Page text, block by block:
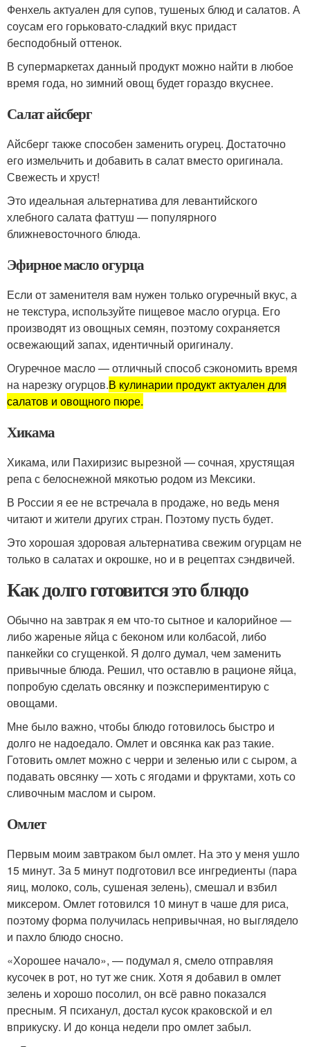
Фенхель актуален для супов, тушеных блюд и салатов. А
соусам его горьковато-сладкий вкус придаст
бесподобный оттенок.
В супермаркетах данный продукт можно найти в любое
время года, но зимний овощ будет гораздо вкуснее.
Салат айсберг
Айсберг также способен заменить огурец. Достаточно
его измельчить и добавить в салат вместо оригинала.
Свежесть и хруст!
Это идеальная альтернатива для левантийского
хлебного салата фаттуш — популярного
ближневосточного блюда.
Эфирное масло огурца
Если от заменителя вам нужен только огуречный вкус, а
не текстура, используйте пищевое масло огурца. Его
производят из овощных семян, поэтому сохраняется
освежающий запах, идентичный оригиналу.
Огуречное масло — отличный способ сэкономить время
на нарезку огурцов.В кулинарии продукт актуален для
салатов и овощного пюре.
Хикама
Хикама, или Пахиризис вырезной — сочная, хрустящая
репа с белоснежной мякотью родом из Мексики.
В России я ее не встречала в продаже, но ведь меня
читают и жители других стран. Поэтому пусть будет.
Это хорошая здоровая альтернатива свежим огурцам не
только в салатах и окрошке, но и в рецептах сэндвичей.
Как долго готовится это блюдо
Обычно на завтрак я ем что-то сытное и калорийное —
либо жареные яйца с беконом или колбасой, либо
панкейки со сгущенкой. Я долго думал, чем заменить
привычные блюда. Решил, что оставлю в рационе яйца,
попробую сделать овсянку и поэкспериментирую с
овощами.
Мне было важно, чтобы блюдо готовилось быстро и
долго не надоедало. Омлет и овсянка как раз такие.
Готовить омлет можно с черри и зеленью или с сыром, а
подавать овсянку — хоть с ягодами и фруктами, хоть со
сливочным маслом и сыром.
Омлет
Первым моим завтраком был омлет. На это у меня ушло
15 минут. За 5 минут подготовил все ингредиенты (пара
яиц, молоко, соль, сушеная зелень), смешал и взбил
миксером. Омлет готовился 10 минут в чаше для риса,
поэтому форма получилась непривычная, но выглядело
и пахло блюдо сносно.
«Хорошее начало», — подумал я, смело отправляя
кусочек в рот, но тут же сник. Хотя я добавил в омлет
зелень и хорошо посолил, он всё равно показался
пресным. Я психанул, достал кусок краковской и ел
вприкуску. И до конца недели про омлет забыл.